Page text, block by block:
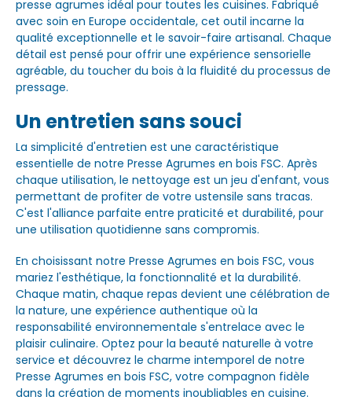
presse agrumes idéal pour toutes les cuisines. Fabriqué
avec soin en Europe occidentale, cet outil incarne la
qualité exceptionnelle et le savoir-faire artisanal. Chaque
détail est pensé pour offrir une expérience sensorielle
agréable, du toucher du bois à la fluidité du processus de
pressage.
Un entretien sans souci
La simplicité d'entretien est une caractéristique
essentielle de notre Presse Agrumes en bois FSC. Après
chaque utilisation, le nettoyage est un jeu d'enfant, vous
permettant de profiter de votre ustensile sans tracas.
C'est l'alliance parfaite entre praticité et durabilité, pour
une utilisation quotidienne sans compromis.
En choisissant notre Presse Agrumes en bois FSC, vous
mariez l'esthétique, la fonctionnalité et la durabilité.
Chaque matin, chaque repas devient une célébration de
la nature, une expérience authentique où la
responsabilité environnementale s'entrelace avec le
plaisir culinaire. Optez pour la beauté naturelle à votre
service et découvrez le charme intemporel de notre
Presse Agrumes en bois FSC, votre compagnon fidèle
dans la création de moments inoubliables en cuisine.